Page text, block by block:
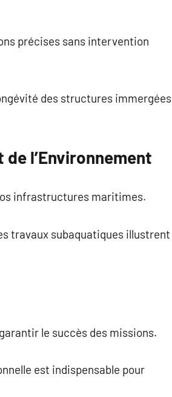
précises sans intervention
des structures immergées
l’Environnement
infrastructures maritimes.
travaux subaquatiques illustrent
le succès des missions.
est indispensable pour